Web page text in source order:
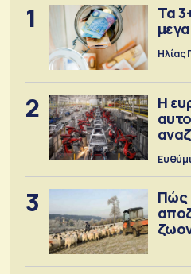
1
Τα
Ηλίας
2
Η
Κίνα
3
Πώς